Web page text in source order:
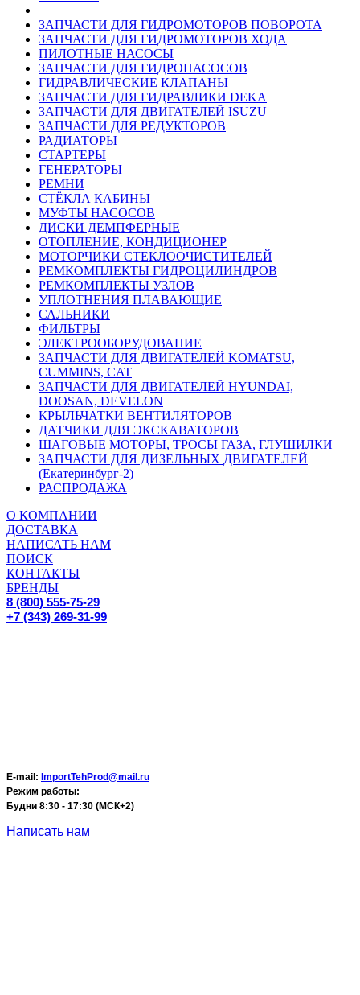
ЗАПЧАСТИ ДЛЯ ГИДРОМОТОРОВ ПОВОРОТА
ЗАПЧАСТИ ДЛЯ ГИДРОМОТОРОВ ХОДА
ПИЛОТНЫЕ НАСОСЫ
ЗАПЧАСТИ ДЛЯ ГИДРОНАСОСОВ
ГИДРАВЛИЧЕСКИЕ КЛАПАНЫ
ЗАПЧАСТИ ДЛЯ ГИДРАВЛИКИ DEKA
ЗАПЧАСТИ ДЛЯ ДВИГАТЕЛЕЙ ISUZU
ЗАПЧАСТИ ДЛЯ РЕДУКТОРОВ
РАДИАТОРЫ
СТАРТЕРЫ
ГЕНЕРАТОРЫ
РЕМНИ
СТЁКЛА КАБИНЫ
МУФТЫ НАСОСОВ
ДИСКИ ДЕМПФЕРНЫЕ
ОТОПЛЕНИЕ, КОНДИЦИОНЕР
МОТОРЧИКИ СТЕКЛООЧИСТИТЕЛЕЙ
РЕМКОМПЛЕКТЫ ГИДРОЦИЛИНДРОВ
РЕМКОМПЛЕКТЫ УЗЛОВ
УПЛОТНЕНИЯ ПЛАВАЮЩИЕ
САЛЬНИКИ
ФИЛЬТРЫ
ЭЛЕКТРООБОРУДОВАНИЕ
ЗАПЧАСТИ ДЛЯ ДВИГАТЕЛЕЙ KOMATSU,
CUMMINS, CAT
ЗАПЧАСТИ ДЛЯ ДВИГАТЕЛЕЙ HYUNDAI,
DOOSAN, DEVELON
КРЫЛЬЧАТКИ ВЕНТИЛЯТОРОВ
ДАТЧИКИ ДЛЯ ЭКСКАВАТОРОВ
ШАГОВЫЕ МОТОРЫ, ТРОСЫ ГАЗА, ГЛУШИЛКИ
ЗАПЧАСТИ ДЛЯ ДИЗЕЛЬНЫХ ДВИГАТЕЛЕЙ
(Екатеринбург-2)
РАСПРОДАЖА
О КОМПАНИИ
ДОСТАВКА
НАПИСАТЬ НАМ
ПОИСК
КОНТАКТЫ
БРЕНДЫ
8 (800) 555-75-29
+7 (343) 269-31-99
E-mail: ImportTehProd@mail.ru
Режим работы:
Будни 8:30 - 17:30 (МСК+2)
Написать нам